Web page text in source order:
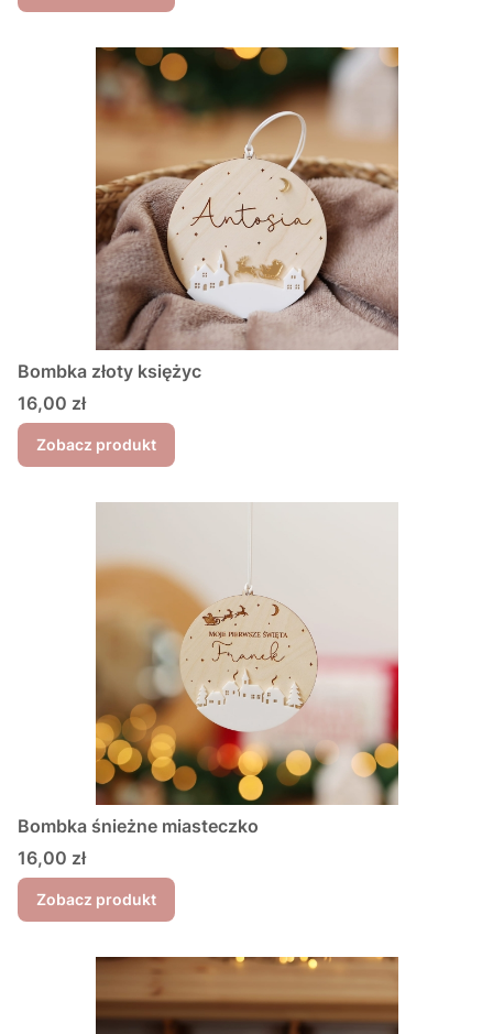
Bombka złoty księżyc
Cena
16,00 zł
Zobacz produkt
Bombka śnieżne miasteczko
Cena
16,00 zł
Zobacz produkt